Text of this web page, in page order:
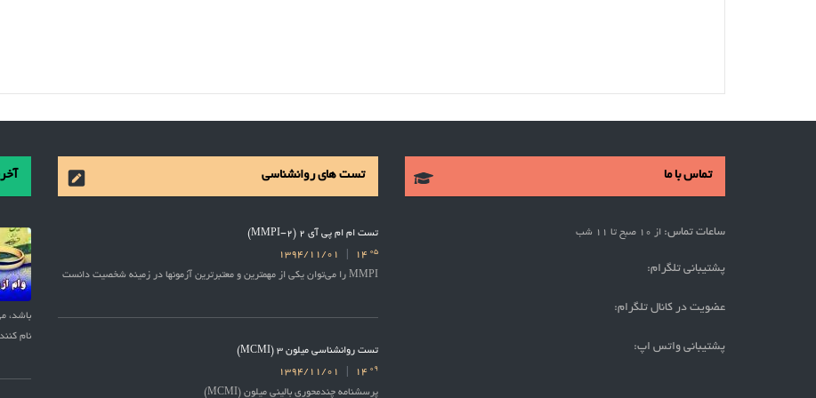
تماس با ما
ساعات تماس: از 10 صبح تا 11 شب
پشتیبانی تلگرام:
عضویت در کانال تلگرام:
پشتیبانی واتس اپ:
تست های روانشناسی
تست ام ام پی آی 2 (MMPI-2)
05
14
1394/11/01
MMPI را می‌توان یکی از مهمترین و معتبرترین آزمونها در زمینه شخصیت دانست
تست روانشناسی میلون 3 (MCMI)
09
14
1394/11/01
پرسشنامه چندمحوری بالینی میلون (MCMI)
نام